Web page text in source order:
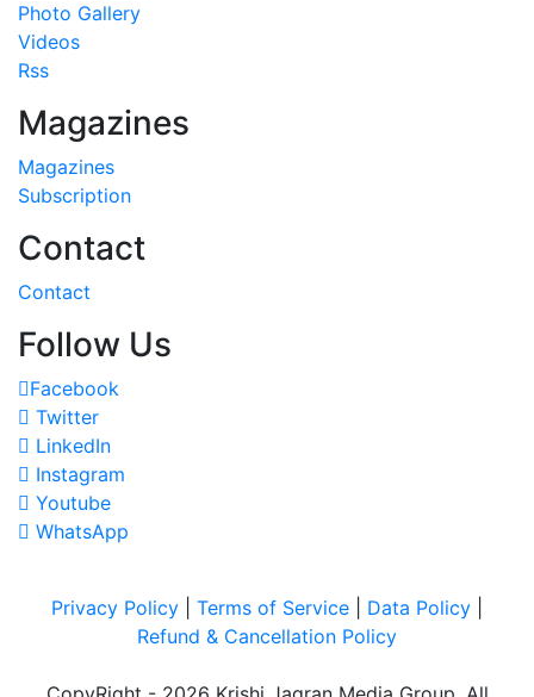
Photo Gallery
Videos
Rss
Magazines
Magazines
Subscription
Contact
Contact
Follow Us
Facebook
Twitter
LinkedIn
Instagram
Youtube
WhatsApp
Privacy Policy Terms of Service Data Policy
Refund & Cancellation Policy